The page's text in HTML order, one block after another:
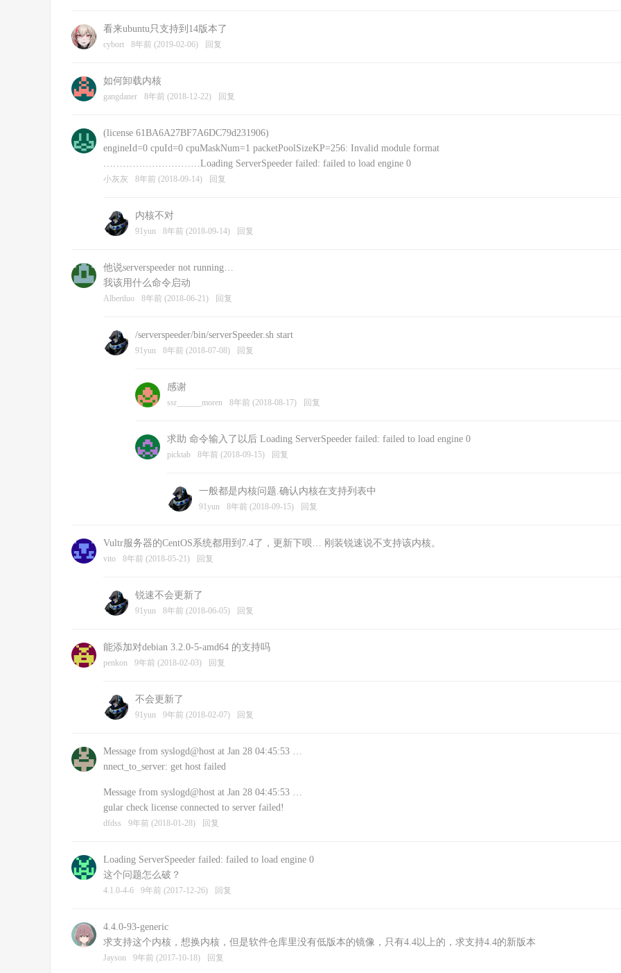
看来ubuntu只支持到14版本了
cybort 8年前 (2019-02-06) 回复
如何卸载内核
gangdaner 8年前 (2018-12-22) 回复
(license 61BA6A27BF7A6DC79d231906)
engineId=0 cpuId=0 cpuMaskNum=1 packetPoolSizeKP=256: Invalid module format
…………………………Loading ServerSpeeder failed: failed to load engine 0
小灰灰 8年前 (2018-09-14) 回复
内核不对
91yun 8年前 (2018-09-14) 回复
他说serverspeeder not running…
我该用什么命令启动
Albertluo 8年前 (2018-06-21) 回复
/serverspeeder/bin/serverSpeeder.sh start
91yun 8年前 (2018-07-08) 回复
感谢
ssr______moren 8年前 (2018-08-17) 回复
求助 命令输入了以后 Loading ServerSpeeder failed: failed to load engine 0
picktab 8年前 (2018-09-15) 回复
一般都是内核问题.确认内核在支持列表中
91yun 8年前 (2018-09-15) 回复
Vultr服务器的CentOS系统都用到7.4了，更新下呗… 刚装锐速说不支持该内核。
vito 8年前 (2018-05-21) 回复
锐速不会更新了
91yun 8年前 (2018-06-05) 回复
能添加对debian 3.2.0-5-amd64 的支持吗
penkon 9年前 (2018-02-03) 回复
不会更新了
91yun 9年前 (2018-02-07) 回复
Message from syslogd@host at Jan 28 04:45:53 …
nnect_to_server: get host failed
Message from syslogd@host at Jan 28 04:45:53 …
gular check license connected to server failed!
dfdss 9年前 (2018-01-28) 回复
Loading ServerSpeeder failed: failed to load engine 0
这个问题怎么破？
4.1.0-4-6 9年前 (2017-12-26) 回复
4.4.0-93-generic
求支持这个内核，想换内核，但是软件仓库里没有低版本的镜像，只有4.4以上的，求支持4.4的新版本
Jayson 9年前 (2017-10-18) 回复